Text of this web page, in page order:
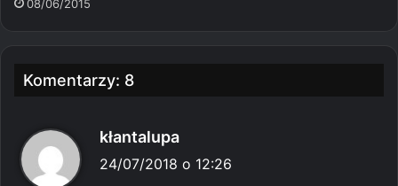
08/06/2015
Komentarzy: 8
kłantalupa
24/07/2018 o 12:26